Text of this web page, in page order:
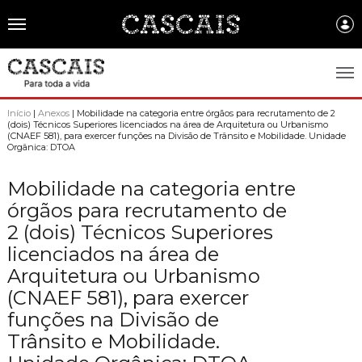
Português
CASCAIS.PT
CASCAIS
História
Gastronomia
Brasão de Cascais
Arquivo Historico
Recursos educativos - história e património
GOVERNO LOCAL:
Assembleia Municipal
Câmara Municipal
Gestão administrativa e financeira
Projetos Cofinanciados
Transparência Municipal
FREGUESIAS:
Alcabideche
Carcavelos e Parede
Cascais e Estoril
S. Domingos de Rana
EMPRESAS MUNICIPAIS:
Cascais Ambiente
Cascais Dinâmica
FACTOS E NÚMEROS:
Ambiente & Energia
COMUNICAÇÃO:
Início| Anexos| Mobilidade na categoria entre órgãos para recrutamento de 2
(dois) Técnicos Superiores licenciados na área de Arquitetura ou Urbanismo
(CNAEF 581), para exercer funções na Divisão de Trânsito e Mobilidade. Unidade
Orgânica: DTOA
Mobilidade na categoria entre
órgãos para recrutamento de
2 (dois) Técnicos Superiores
licenciados na área de
Arquitetura ou Urbanismo
(CNAEF 581), para exercer
funções na Divisão de
Trânsito e Mobilidade.